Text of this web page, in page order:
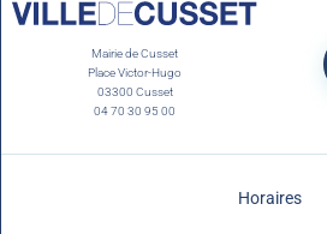
Mairie de Cusset
Place Victor-Hugo
03300 Cusset
04 70 30 95 00
Horaires